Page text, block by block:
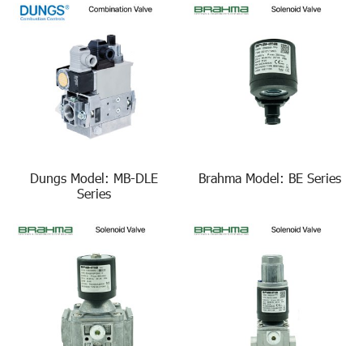
Dungs Model: MB-DLE
Series
Brahma Model: BE Series